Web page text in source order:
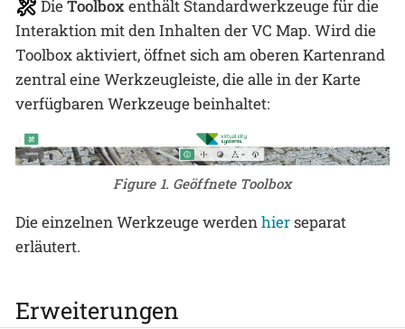
DieToolboxenthält Standardwerkzeuge für die
Interaktion mit den Inhalten der VC Map. Wird die
Toolbox aktiviert, öffnet sich am oberen Kartenrand
zentral eine Werkzeugleiste, die alle in der Karte
verfügbaren Werkzeuge beinhaltet:
Figure 1. Geöffnete Toolbox
Die einzelnen Werkzeuge werdenhierseparat
erläutert.
Erweiterungen